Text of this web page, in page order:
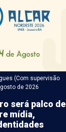
(Com supervisão
de 2026
será palco de
mídia,
três
a